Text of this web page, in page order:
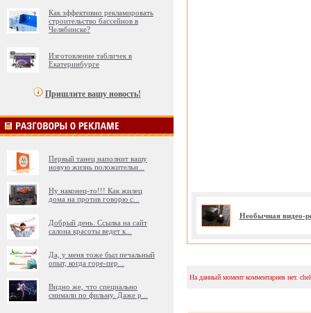
Как эффективно рекламировать
строительство бассейнов в
Челябинске?
Изготовление табличек в
Екатеринбурге
Пришлите вашу новость!
Первый танец наполнит вашу
новую жизнь положительн
Ну наконец-то!!! Как жилец
дома на против говорю с
Добрый день. Ссылка на сайт
салона красоты ведет к
Да, у меня тоже был печальный
опыт, когда горе-пер
Видно же, что специально
снимали по фильму. Даже р
Необычная видео-
На данный момент комментариев нет.